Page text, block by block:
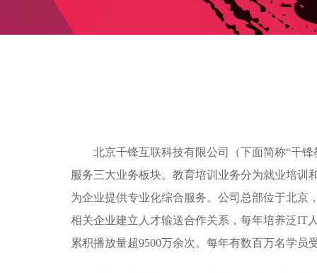
北京千锋互联科技有限公司（下面简称“千
服务三大业务板块。教育培训业务分为就业培
为企业提供专业化综合服务。公司总部位于北京
相关企业建立人才输送合作关系，每年培养泛IT
累积播放量超9500万余次。每年有数百万名学